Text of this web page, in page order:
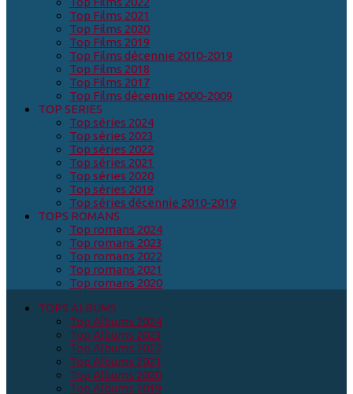
Top Films 2021
Top Films 2020
Top Films 2019
Top Films décennie 2010-2019
Top Films 2018
Top Films 2017
Top Films décennie 2000-2009
TOP SERIES
Top séries 2024
Top séries 2023
Top séries 2022
Top séries 2021
Top séries 2020
Top séries 2019
Top séries décennie 2010-2019
TOPS ROMANS
Top romans 2024
Top romans 2023
Top romans 2022
Top romans 2021
Top romans 2020
TOPS ALBUMS
Top Albums 2024
Top Albums 2023
Top Albums 2022
Top Albums 2021
Top Albums 2020
Top Albums 2019